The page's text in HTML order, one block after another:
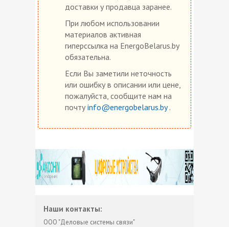
доставки у продавца заранее.
При любом использовании
материалов активная
гиперссылка на EnergoBelarus.by
обязательна.
Если Вы заметили неточность
или ошибку в описании или цене,
пожалуйста, сообщите нам на
почту info@energobelarus.by.
Наши контакты:
ООО "Деловые системы связи"